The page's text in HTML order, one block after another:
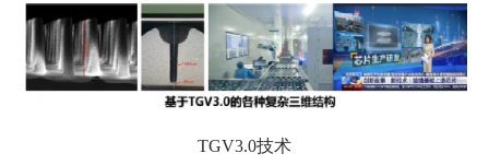
TGV3.0技术